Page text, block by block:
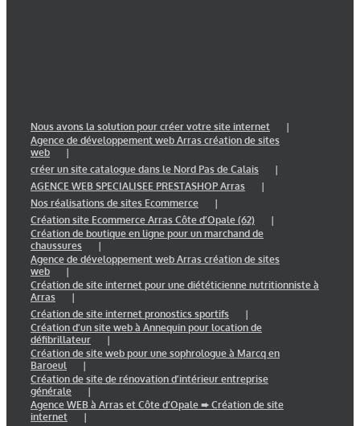
Nous avons la solution pour créer votre site internet
Agence de développement web Arras création de sites
web
créer un site catalogue dans le Nord Pas de Calais
AGENCE WEB SPECIALISEE PRESTASHOP Arras
Nos réalisations de sites Ecommerce
Création site Ecommerce Arras Côte d’Opale (62)
Création de boutique en ligne pour un marchand de
chaussures
Agence de développement web Arras création de sites
web
Création de site internet pour une diététicienne nutritionniste à
Arras
Création de site internet pronostics sportifs
Création d’un site web à Annequin pour location de
défibrillateur
Création de site web pour une sophrologue à Marcq en
Baroeul
Création de site de rénovation d’intérieur entreprise
générale
Agence WEB à Arras et Côte d’Opale ➨ Création de site
internet